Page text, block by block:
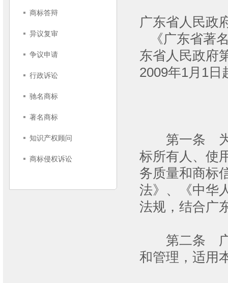
商标答辩
异议复审
争议申请
行政诉讼
驰名商标
著名商标
知识产权顾问
商标侵权诉讼
广东省人民政
《广东省著
东省人民政府
2009年1月1日
第一条 为规
标所有人、使
务质量和商标
法》、《中华
法规，结合广
第二条 广东
和管理，适用